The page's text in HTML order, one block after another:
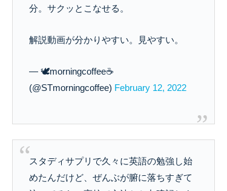
分。サクッとこなせる。
解説動画が分かりやすい。見やすい。
— 🕊️morningcoffee☕
(@STmorningcoffee) February 12, 2022
スタディサプリで久々に英語の勉強し始
めたんだけど、ぜんぶが腑に落ちすぎて